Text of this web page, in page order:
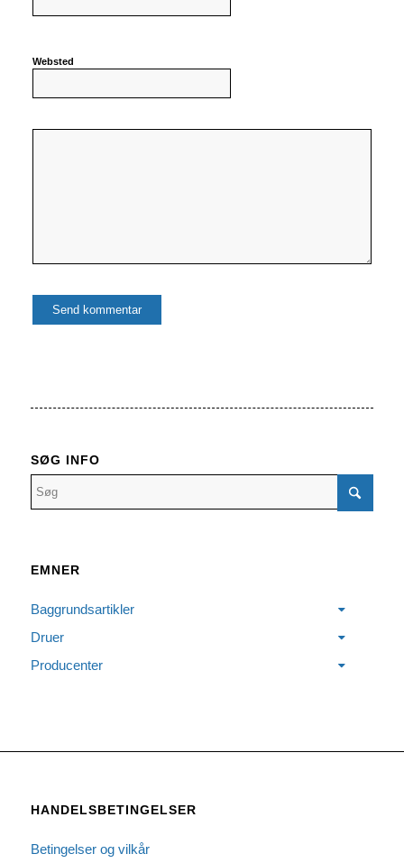
Websted
SØG INFO
EMNER
Baggrundsartikler
Druer
Producenter
HANDELSBETINGELSER
Betingelser og vilkår